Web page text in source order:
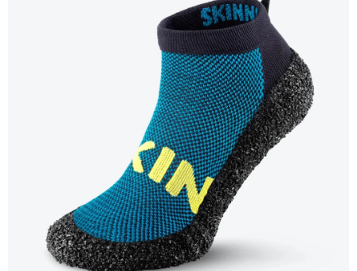
Obchodní podmínky
Doprava a platba
Čeština
Servis
Testovací centrum
Půjčovna nosičů kol